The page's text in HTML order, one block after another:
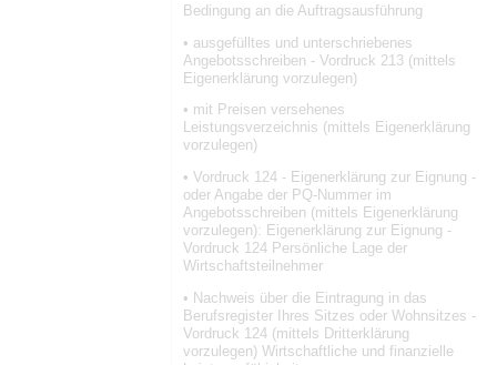
Bedingung an die Auftragsausführung
• ausgefülltes und unterschriebenes
Angebotsschreiben - Vordruck 213 (mittels
Eigenerklärung vorzulegen)
• mit Preisen versehenes
Leistungsverzeichnis (mittels Eigenerklärung
vorzulegen)
• Vordruck 124 - Eigenerklärung zur Eignung -
oder Angabe der PQ-Nummer im
Angebotsschreiben (mittels Eigenerklärung
vorzulegen): Eigenerklärung zur Eignung -
Vordruck 124 Persönliche Lage der
Wirtschaftsteilnehmer
• Nachweis über die Eintragung in das
Berufsregister Ihres Sitzes oder Wohnsitzes -
Vordruck 124 (mittels Dritterklärung
vorzulegen) Wirtschaftliche und finanzielle